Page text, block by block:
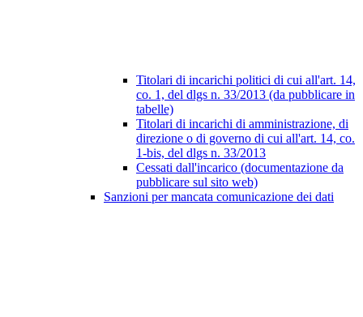
Titolari di incarichi politici di cui all'art. 14,
co. 1, del dlgs n. 33/2013 (da pubblicare in
tabelle)
Titolari di incarichi di amministrazione, di
direzione o di governo di cui all'art. 14, co.
1-bis, del dlgs n. 33/2013
Cessati dall'incarico (documentazione da
pubblicare sul sito web)
Sanzioni per mancata comunicazione dei dati